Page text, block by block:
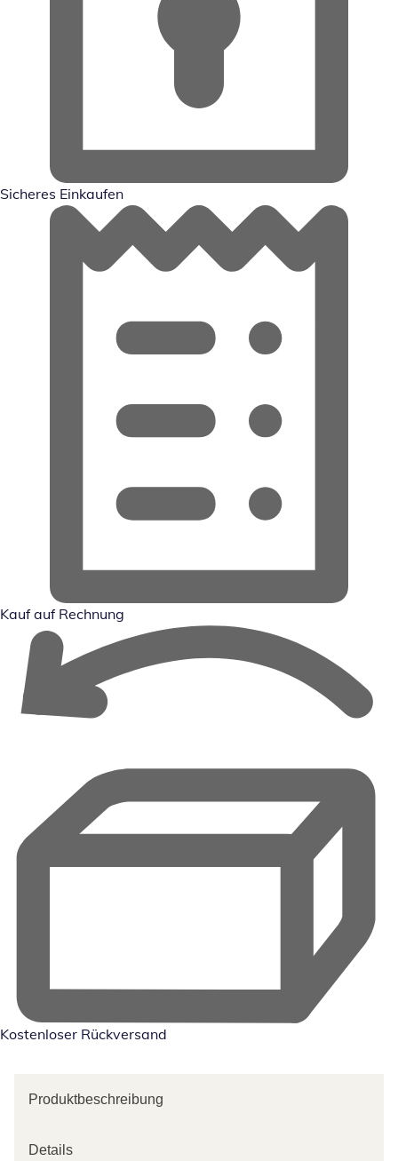
Sicheres Einkaufen
Kauf auf Rechnung
Kostenloser Rückversand
Produktbeschreibung
Details